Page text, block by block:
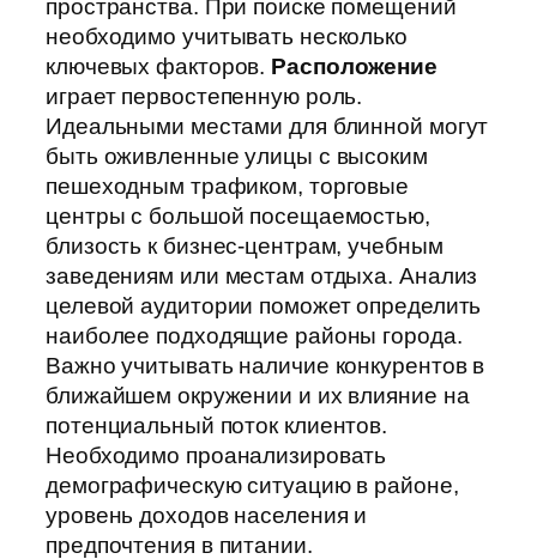
пространства. При поиске помещений
необходимо учитывать несколько
ключевых факторов. Расположение
играет первостепенную роль.
Идеальными местами для блинной могут
быть оживленные улицы с высоким
пешеходным трафиком, торговые
центры с большой посещаемостью,
близость к бизнес-центрам, учебным
заведениям или местам отдыха. Анализ
целевой аудитории поможет определить
наиболее подходящие районы города.
Важно учитывать наличие конкурентов в
ближайшем окружении и их влияние на
потенциальный поток клиентов.
Необходимо проанализировать
демографическую ситуацию в районе,
уровень доходов населения и
предпочтения в питании.